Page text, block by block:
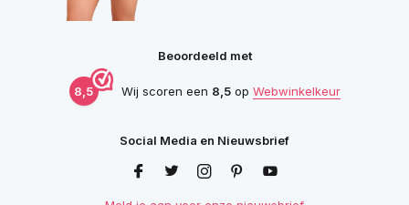
Beoordeeld met
8,5 Wij scoren een 8,5op Webwinkelkeur
Social Media en Nieuwsbrief